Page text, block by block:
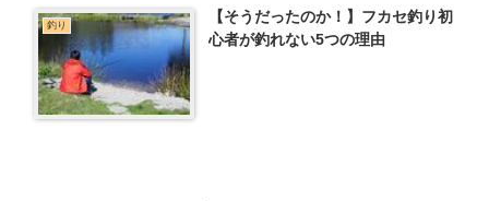
釣り
【そうだったのか！】フカセ釣り初
心者が釣れない5つの理由